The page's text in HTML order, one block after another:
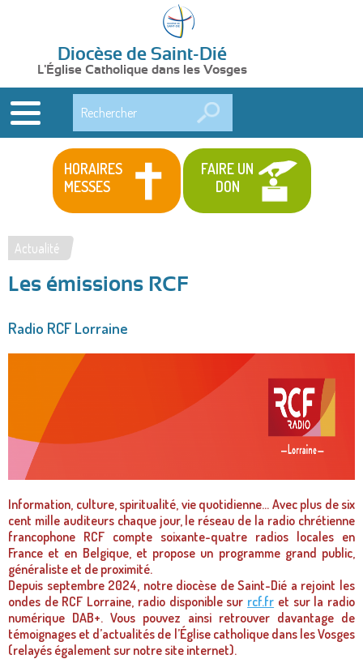
Diocèse de Saint-Dié
L'Église Catholique dans les Vosges
HORAIRES
MESSES
FAIRE UN
DON
Vous
êtes
ici
Actualité
Les émissions RCF
Radio RCF Lorraine
Information, culture, spiritualité, vie quotidienne… Avec plus de six
cent mille auditeurs chaque jour, le réseau de la radio chrétienne
francophone RCF compte soixante-quatre radios locales en
France et en Belgique, et propose un programme grand public,
généraliste et de proximité.
Depuis septembre 2024, notre diocèse de Saint-Dié a rejoint les
ondes de RCF Lorraine, radio disponible sur rcf.fr et sur la radio
numérique DAB+. Vous pouvez ainsi retrouver davantage de
témoignages et d’actualités de l’Église catholique dans les Vosges
(relayés également sur notre site internet).